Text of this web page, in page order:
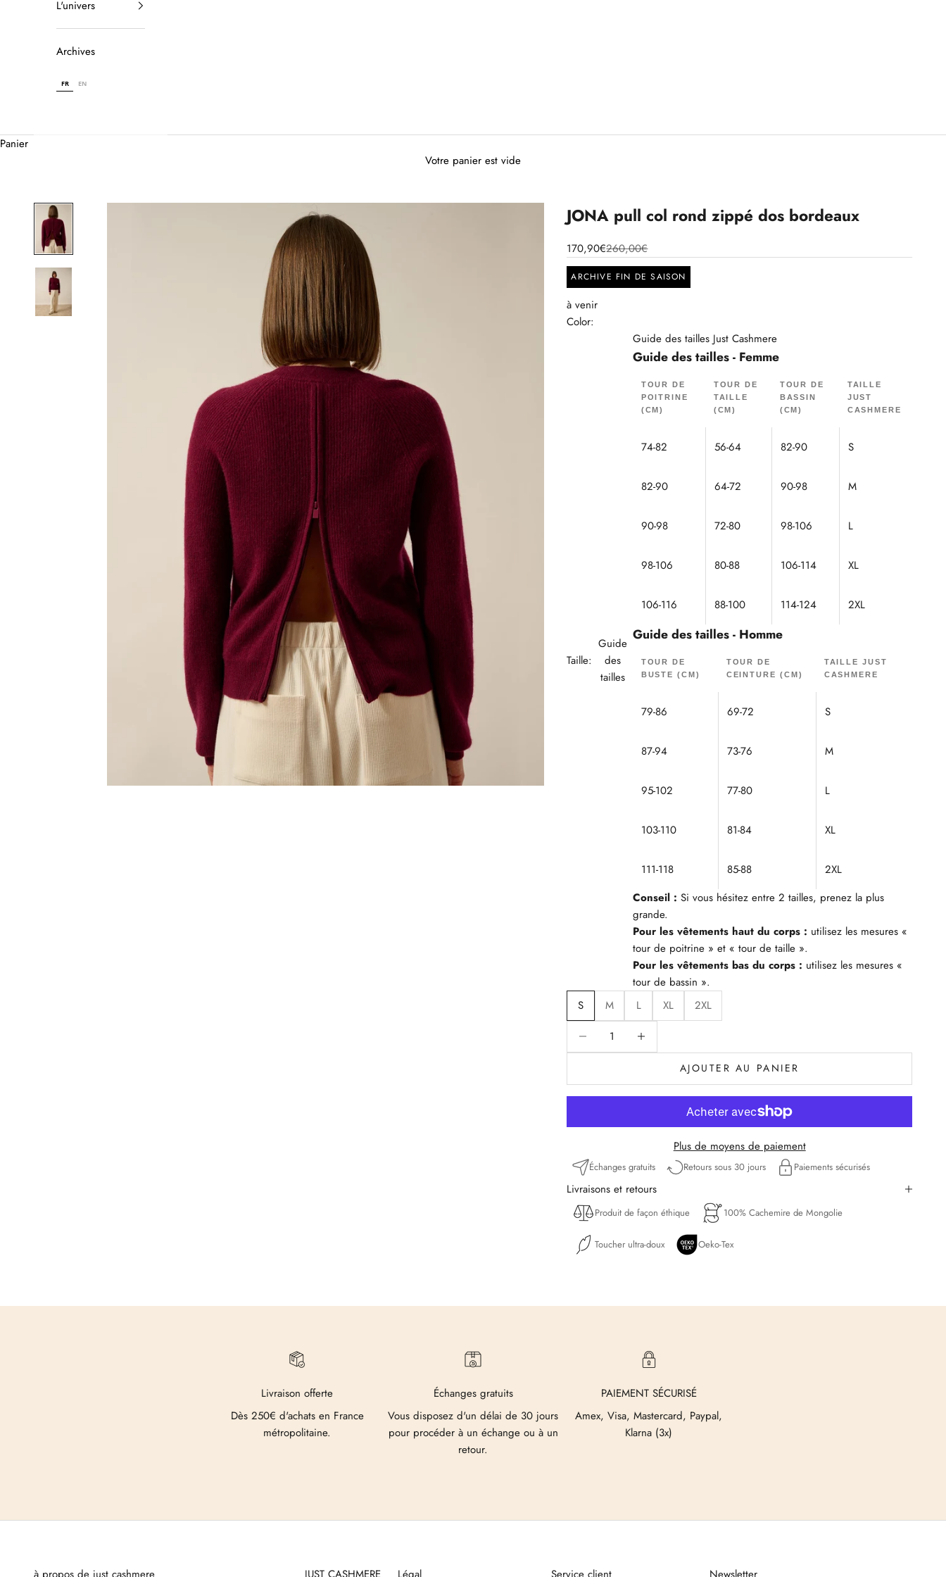
L'univers
Archives
FR EN
Panier
Votre panier est vide
JONA pull col rond zippé dos bordeaux
170,90€260,00€
ARCHIVE FIN DE SAISON
à venir
Color:
Taille:
Guide
des
tailles
Guide des tailles Just Cashmere
Guide des tailles - Femme
TOUR DE
POITRINE
(CM)
TOUR DE
TAILLE
(CM)
TOUR DE
BASSIN
(CM)
TAILLE
JUST
CASHMERE
74-82 56-64 82-90 S
82-90 64-72 90-98 M
90-98 72-80 98-106 L
98-106 80-88 106-114 XL
106-116 88-100 114-124 2XL
Guide des tailles - Homme
TOUR DE
BUSTE (CM)
TOUR DE
CEINTURE (CM)
TAILLE JUST
CASHMERE
79-86 69-72 S
87-94 73-76 M
95-102 77-80 L
103-110 81-84 XL
111-118 85-88
2XL
Conseil : Si vous hésitez entre 2 tailles, prenez la plus
grande.
Pour les vêtements haut du corps : utilisez les mesures «
tour de poitrine » et « tour de taille ».
Pour les vêtements bas du corps : utilisez les mesures «
tour de bassin ».
S
M L XL
2XL
Diminuer la quantitéDiminuer la quantité
AJOUTER AU PANIER
Plus de moyens de paiement
Échanges gratuits Retours sous 30 jours Paiements sécurisés
Livraisons et retours
Produit de façon éthique 100% Cachemire de Mongolie
Toucher ultra-doux Oeko-Tex
Livraison offerte
Dès 250€ d'achats en France
métropolitaine.
Échanges gratuits
Vous disposez d'un délai de 30 jours
pour procéder à un échange ou à un
retour.
PAIEMENT SÉCURISÉ
Amex, Visa, Mastercard, Paypal,
Klarna (3x)